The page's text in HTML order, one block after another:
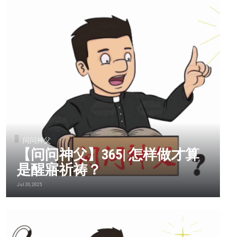
问问神父
【问问神父】365| 怎样做才算
是醒寤祈祷？
Jul 20, 2025